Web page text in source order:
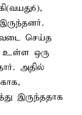
செய்த
ஒரு
அதில்
இருந்ததாக